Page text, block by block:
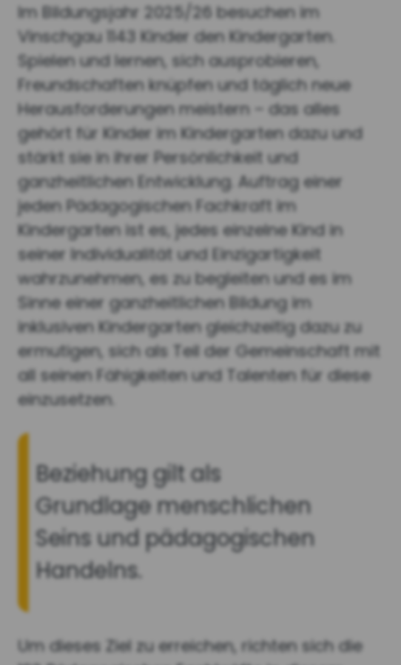
Im Bildungsjahr 2025/26 besuchen im
Vinschgau 1143 Kinder den Kindergarten.
Spielen und lernen, sich ausprobieren,
Freundschaften knüpfen und täglich neue
Herausforderungen meistern – das alles
gehört für Kinder im Kindergarten dazu und
stärkt sie in ihrer Persönlichkeit und
ganzheitlichen Entwicklung. Auftrag einer
jeden Pädagogischen Fachkraft im
Kindergarten ist es, jedes einzelne Kind in
seiner Individualität und Einzigartigkeit
wahrzunehmen, es zu begleiten und es im
Sinne einer ganzheitlichen Bildung im
inklusiven Kindergarten gleichzeitig dazu zu
ermutigen, sich als Teil der Gemeinschaft mit
all seinen Fähigkeiten und Talenten für diese
einzusetzen.
Beziehung gilt als
Grundlage menschlichen
Seins und pädagogischen
Handelns.
Um dieses Ziel zu erreichen, richten sich die